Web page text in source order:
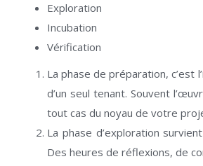
Exploration
Incubation
Vérification
La phase de préparation, c’est
d’un seul tenant. Souvent
tout cas du noyau de votre
La phase d’exploration
Des heures de réflexions, de